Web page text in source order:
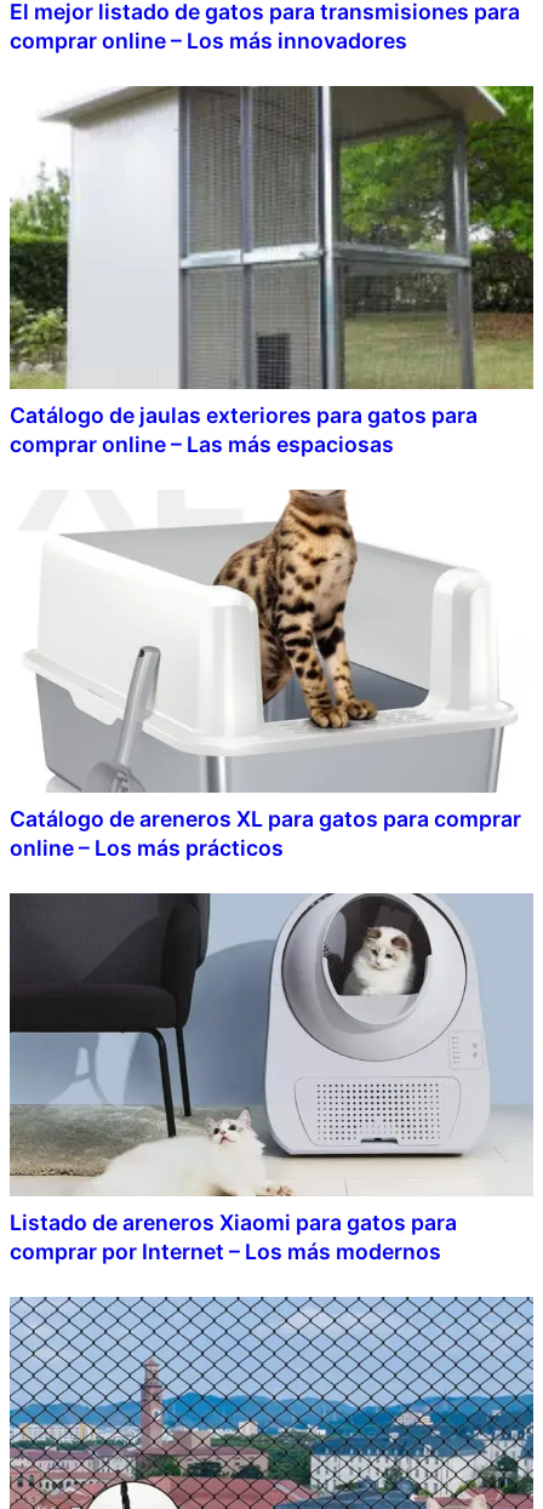
El mejor listado de gatos para transmisiones para
comprar online – Los más innovadores
Catálogo de jaulas exteriores para gatos para
comprar online – Las más espaciosas
Catálogo de areneros XL para gatos para comprar
online – Los más prácticos
Listado de areneros Xiaomi para gatos para
comprar por Internet – Los más modernos